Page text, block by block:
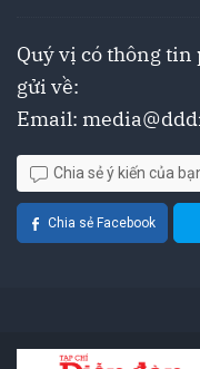
Quý vị có thông
gửi về:
Email:
Chia sẻ ý kiến của
Chia sẻ Facebook